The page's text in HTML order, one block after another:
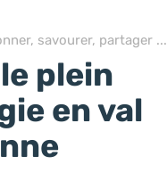
savourer, partager ...
plein
en val